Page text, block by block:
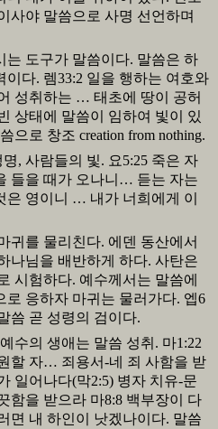
사야 말씀으로 사명 선언하며
는 도구가 말씀이다. 말씀은 하
이다. 렘33:2 일을 행하는 여호와
성취하는 … 태초에 땅이 공허
상태에 말씀이 임하여 빛이 있
으로 창조 creation from nothing.
명, 사람들의 빛. 요5:25 죽은 자
들을 때가 오나니… 듣는 자는
은 영이니 … 내가 너희에게 이
귀를 물리친다. 에덴 동산에서
나님을 배반하게 하다. 사탄은
시험하다. 예수께서는 말씀에
로 응하자 마귀는 물러가다. 엡6
씀 곧 성령의 검이다.
예수의 생애는 말씀 성취 . 마1:22
할 자… 죄용서-네 죄 사함을 받
일어나다(막2:5) 병자 치유-문
함을 받으라 마8:8 백부장이 다
면 내 하인이 낫겠나이다. 말씀